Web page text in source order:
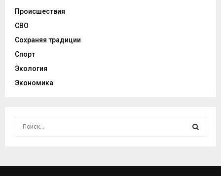
Происшествия
СВО
Сохраняя традиции
Спорт
Экология
Экономика
С